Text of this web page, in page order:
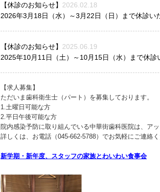
【休診のお知らせ】 2026.02.18
2026年3月18日（水）～3月22日（日）まで休診い
【休診のお知らせ】 2025.06.19
2025年10月11日（土）～10月15日（水）まで休診
【求人募集】
ただいま歯科衛生士（パート）を募集しております。
1.土曜日可能な方
2.平日午後可能な方
院内感染予防に取り組んでいる中華街歯科医院は、ア
詳しくは、お電話（045-662-5788）でお気軽にご連絡く
新学期・新年度、スタッフの家族とわいわい食事会